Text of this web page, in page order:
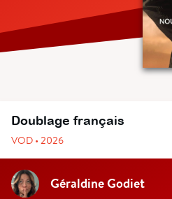
Doublage français
VOD • 2026
Géraldine Godiet